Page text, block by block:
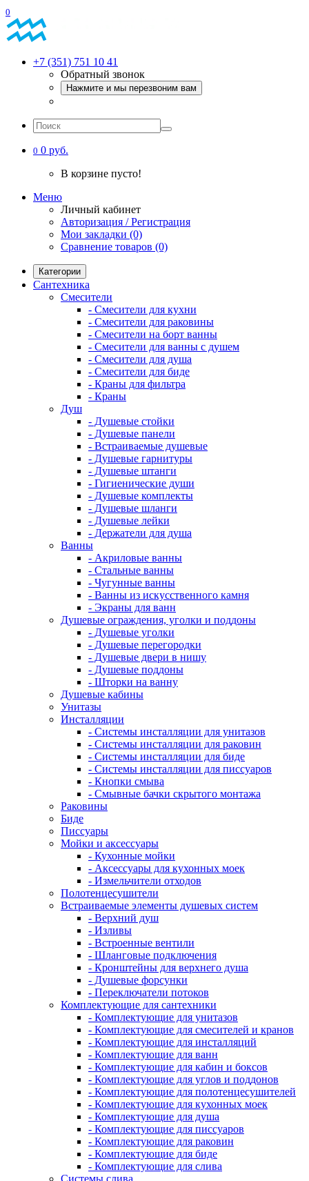
0
+7 (351) 751 10 41
Обратный звонок
Нажмите и мы перезвоним вам
0 0 руб.
В корзине пусто!
Меню
Личный кабинет
Авторизация / Регистрация
Мои закладки (0)
Сравнение товаров (0)
Категории
Сантехника
Смесители
- Смесители для кухни
- Смесители для раковины
- Смесители на борт ванны
- Смесители для ванны с душем
- Смесители для душа
- Смесители для биде
- Краны для фильтра
- Краны
Душ
- Душевые стойки
- Душевые панели
- Встраиваемые душевые
- Душевые гарнитуры
- Душевые штанги
- Гигиенические души
- Душевые комплекты
- Душевые шланги
- Душевые лейки
- Держатели для душа
Ванны
- Акриловые ванны
- Стальные ванны
- Чугунные ванны
- Ванны из искусственного камня
- Экраны для ванн
Душевые ограждения, уголки и поддоны
- Душевые уголки
- Душевые перегородки
- Душевые двери в нишу
- Душевые поддоны
- Шторки на ванну
Душевые кабины
Унитазы
Инсталляции
- Системы инсталляции для унитазов
- Системы инсталляции для раковин
- Системы инсталляции для биде
- Системы инсталляции для писсуаров
- Кнопки смыва
- Смывные бачки скрытого монтажа
Раковины
Биде
Писсуары
Мойки и аксессуары
- Кухонные мойки
- Аксессуары для кухонных моек
- Измельчители отходов
Полотенцесушители
Встраиваемые элементы душевых систем
- Верхний душ
- Изливы
- Встроенные вентили
- Шланговые подключения
- Кронштейны для верхнего душа
- Душевые форсунки
- Переключатели потоков
Комплектующие для сантехники
- Комплектующие для унитазов
- Комплектующие для смесителей и кранов
- Комплектующие для инсталляций
- Комплектующие для ванн
- Комплектующие для кабин и боксов
- Комплектующие для углов и поддонов
- Комплектующие для полотенцесушителей
- Комплектующие для кухонных моек
- Комплектующие для душа
- Комплектующие для писсуаров
- Комплектующие для раковин
- Комплектующие для биде
- Комплектующие для слива
Системы слива